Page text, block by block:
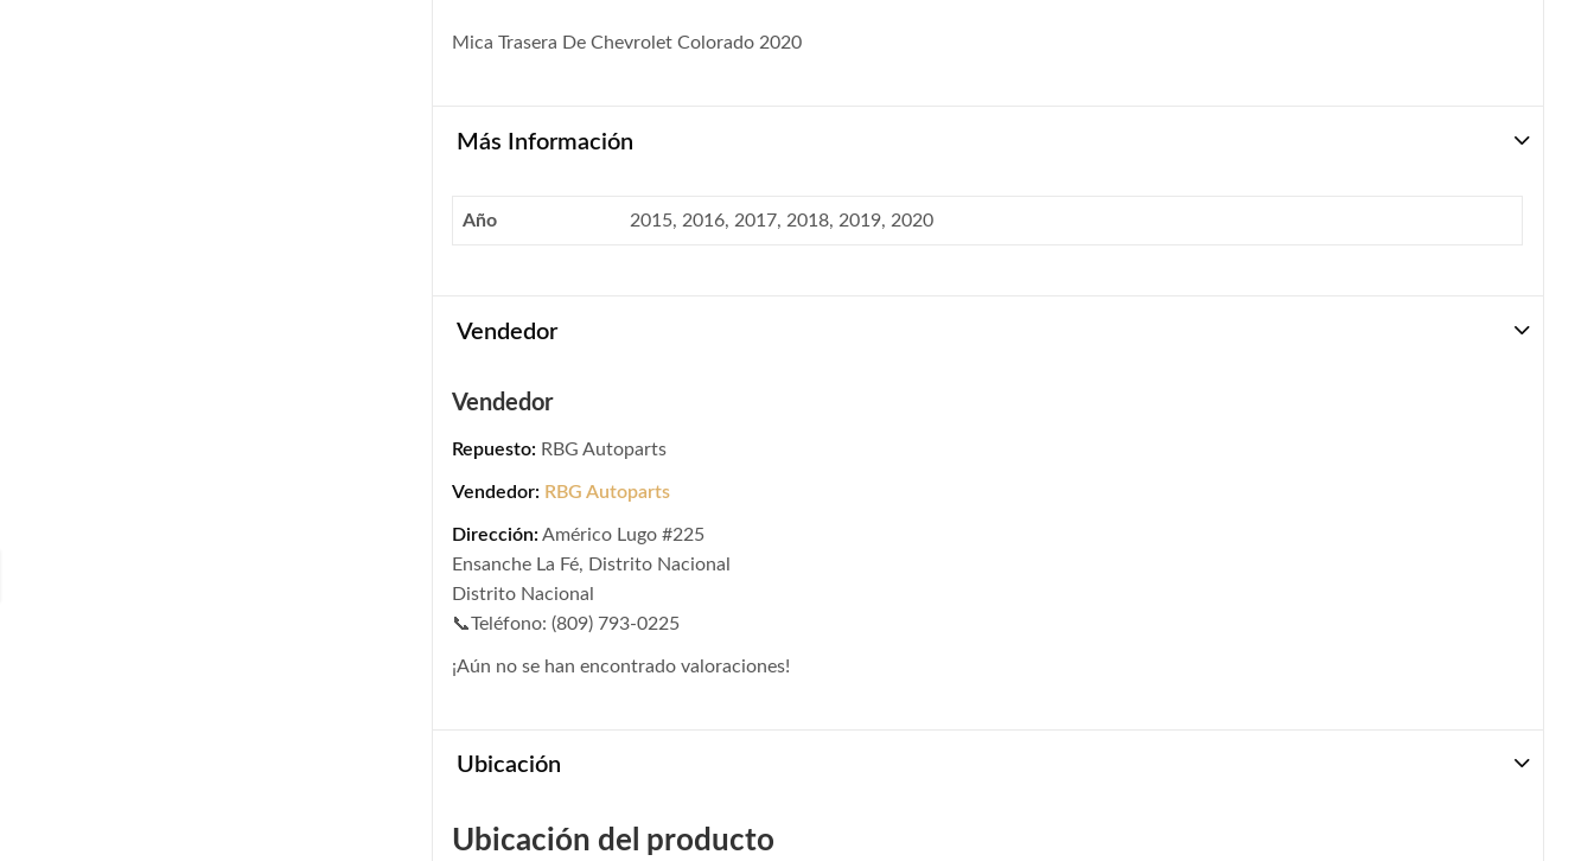
Mica Trasera De Chevrolet Colorado 2020
Más Información
Año 2015, 2016, 2017, 2018, 2019, 2020
Vendedor
Vendedor
Repuesto: RBG Autoparts
Vendedor: RBG Autoparts
Dirección: Américo Lugo #225
Ensanche La Fé, Distrito Nacional
Distrito Nacional
📞Teléfono: (809) 793-0225
¡Aún no se han encontrado valoraciones!
Ubicación
Ubicación del producto